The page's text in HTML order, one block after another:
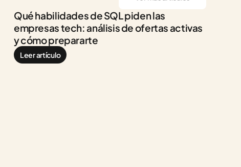
Qué habilidades de SQL piden las
empresas tech: análisis de ofertas activas
y cómo prepararte
Leer artículo